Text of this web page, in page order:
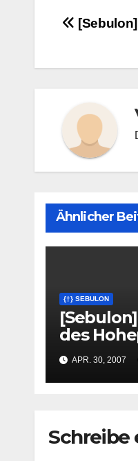
Ähnlicher
{†} SEBULON
des
APR. 30, 2007
Schreibe